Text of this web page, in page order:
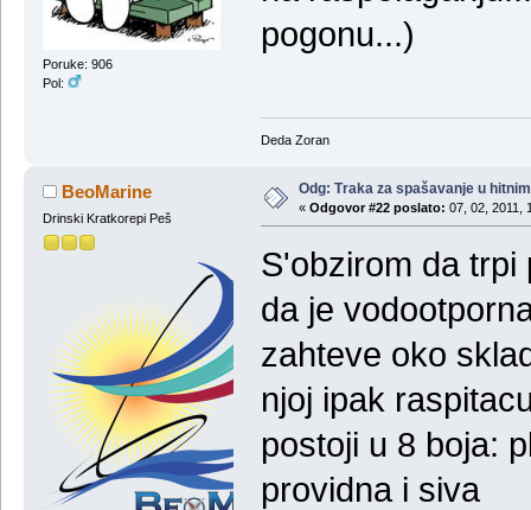
Poruke: 906
Pol:
pogonu...)
Deda Zoran
BeoMarine
Drinski Kratkorepi Peš
Odg: Тraka za spašavanje u
« Odgovor #22 poslato: 07, 02, 2011,
S'obzirom da trpi
da je
zahteve oko
njoj ipak
postoji u 8 boja:
providna i siva